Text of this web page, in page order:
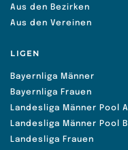
Aus den Bezirken
Aus den Vereinen
LIGEN
Bayernliga Männer
Bayernliga Frauen
Landesliga Männer Pool A
Landesliga Männer Pool B
Landesliga Frauen